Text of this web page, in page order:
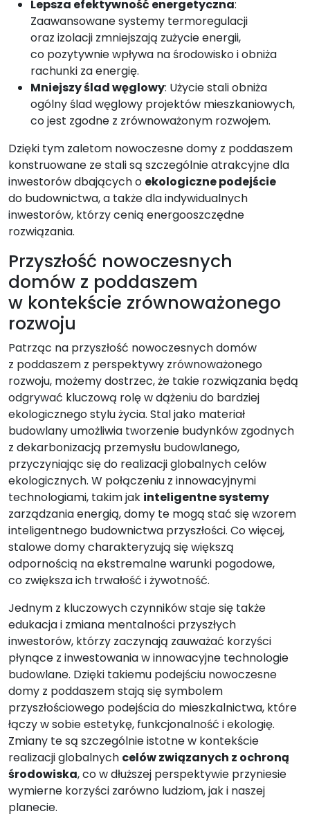
Lepsza efektywność energetyczna:
Zaawansowane systemy termoregulacji
oraz izolacji zmniejszają zużycie energii,
co pozytywnie wpływa na środowisko i obniża
rachunki za energię.
Mniejszy ślad węglowy: Użycie stali obniża
ogólny ślad węglowy projektów mieszkaniowych,
co jest zgodne z zrównoważonym rozwojem.
Dzięki tym zaletom nowoczesne domy z poddaszem
konstruowane ze stali są szczególnie atrakcyjne dla
inwestorów dbających o ekologiczne podejście
do budownictwa, a także dla indywidualnych
inwestorów, którzy cenią energooszczędne
rozwiązania.
Przyszłość nowoczesnych
domów z poddaszem
w kontekście zrównoważonego
rozwoju
Patrząc na przyszłość nowoczesnych domów
z poddaszem z perspektywy zrównoważonego
rozwoju, możemy dostrzec, że takie rozwiązania będą
odgrywać kluczową rolę w dążeniu do bardziej
ekologicznego stylu życia. Stal jako materiał
budowlany umożliwia tworzenie budynków zgodnych
z dekarbonizacją przemysłu budowlanego,
przyczyniając się do realizacji globalnych celów
ekologicznych. W połączeniu z innowacyjnymi
technologiami, takim jak inteligentne systemy
zarządzania energią, domy te mogą stać się wzorem
inteligentnego budownictwa przyszłości. Co więcej,
stalowe domy charakteryzują się większą
odpornością na ekstremalne warunki pogodowe,
co zwiększa ich trwałość i żywotność.
Jednym z kluczowych czynników staje się także
edukacja i zmiana mentalności przyszłych
inwestorów, którzy zaczynają zauważać korzyści
płynące z inwestowania w innowacyjne technologie
budowlane. Dzięki takiemu podejściu nowoczesne
domy z poddaszem stają się symbolem
przyszłościowego podejścia do mieszkalnictwa, które
łączy w sobie estetykę, funkcjonalność i ekologię.
Zmiany te są szczególnie istotne w kontekście
realizacji globalnych celów związanych z ochroną
środowiska, co w dłuższej perspektywie przyniesie
wymierne korzyści zarówno ludziom, jak i naszej
planecie.